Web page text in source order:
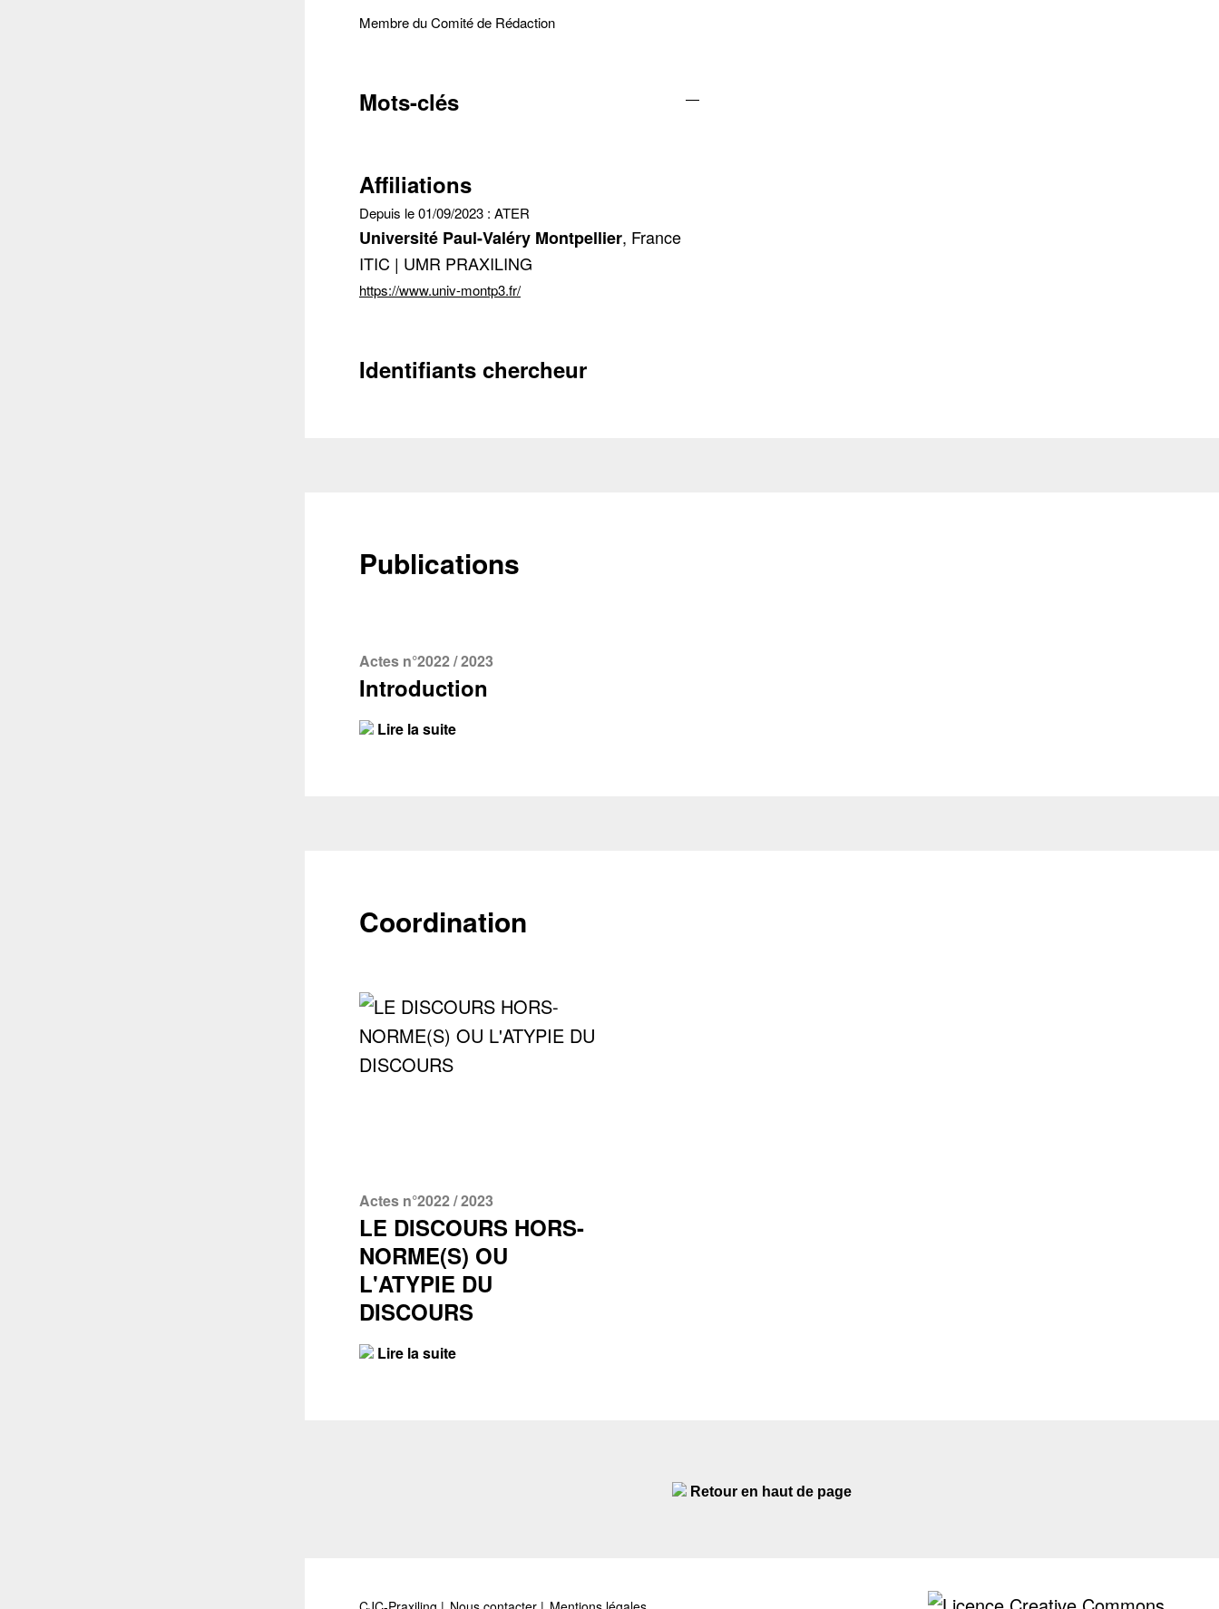
Membre du Comité de Rédaction
Mots-clés —
Affiliations
Depuis le 01/09/2023 : ATER
Université Paul-Valéry Montpellier, France
ITIC | UMR PRAXILING
https://www.univ-montp3.fr/
Identifiants chercheur
Publications
Actes n°2022 / 2023
Introduction
Lire la suite
Coordination
Actes n°2022 / 2023
LE DISCOURS HORS-
NORME(S) OU
L'ATYPIE DU
DISCOURS
Lire la suite
Contacter
Retour en haut de page